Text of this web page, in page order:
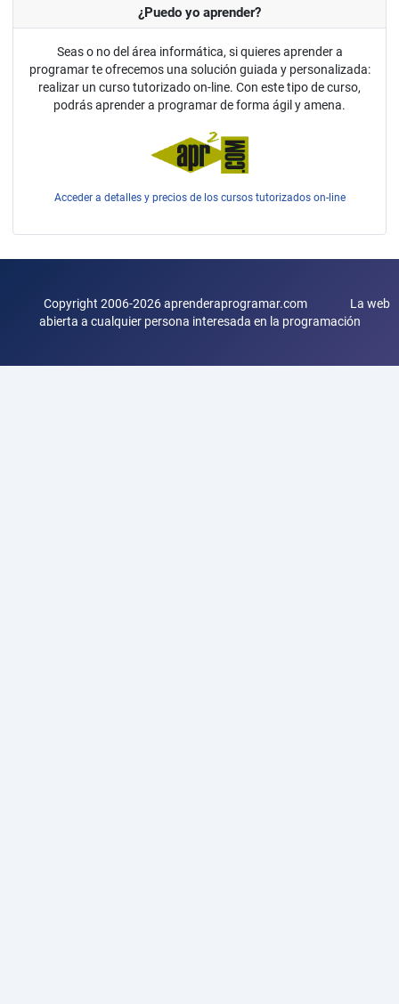
¿Puedo yo aprender?
Seas o no del área informática, si quieres aprender a
programar te ofrecemos una solución guiada y personalizada:
realizar un curso tutorizado on-line. Con este tipo de curso,
podrás aprender a programar de forma ágil y amena.
Acceder a detalles y precios de los cursos tutorizados on-line
Copyright 2006-2026 aprenderaprogramar.com La web
abierta a cualquier persona interesada en la programación